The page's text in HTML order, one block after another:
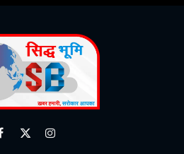
Facebook
X
Instagram